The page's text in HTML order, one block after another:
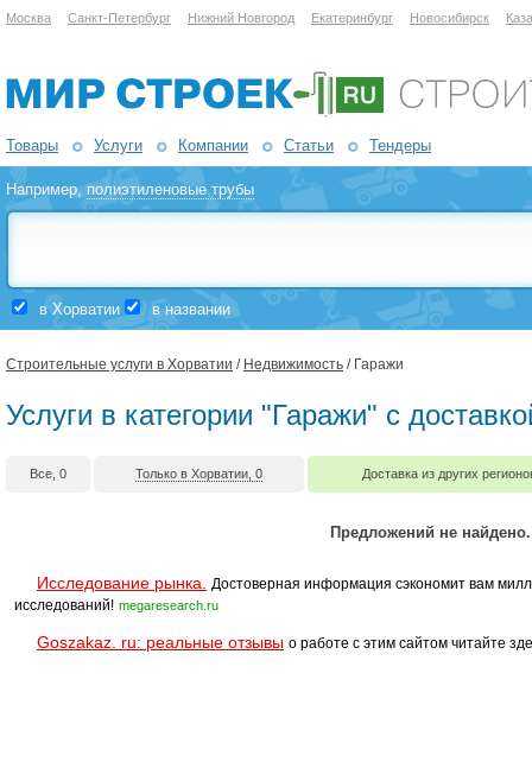
Москва Санкт-Петербург Нижний Новгород Екатеринбург Новосибирск
Товары Услуги Компании Статьи Тендеры
Например,полиэтиленовые трубы
в Хорватии в названии
Строительные услуги в Хорватии / Недвижимость / Гаражи
Услуги в категории "Гаражи" с
Все, 0 Только в Хорватии, 0 Доставка из других
Предложений не найдено.
Исследование рынка.
Достоверная информация сэкономит вам
исследований! megaresearch.ru
Goszakaz. ru: реальные отзывы о работе с этим сайтом читайте